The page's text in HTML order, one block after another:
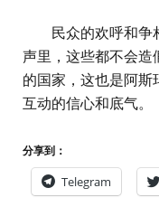
民众的欢呼和争
声里，这些都不会造
的国家，这也是阿
互动的信心和底气。
分享到：
Telegram